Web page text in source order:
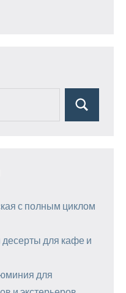
Поиск
с полным циклом
для кафе и
для